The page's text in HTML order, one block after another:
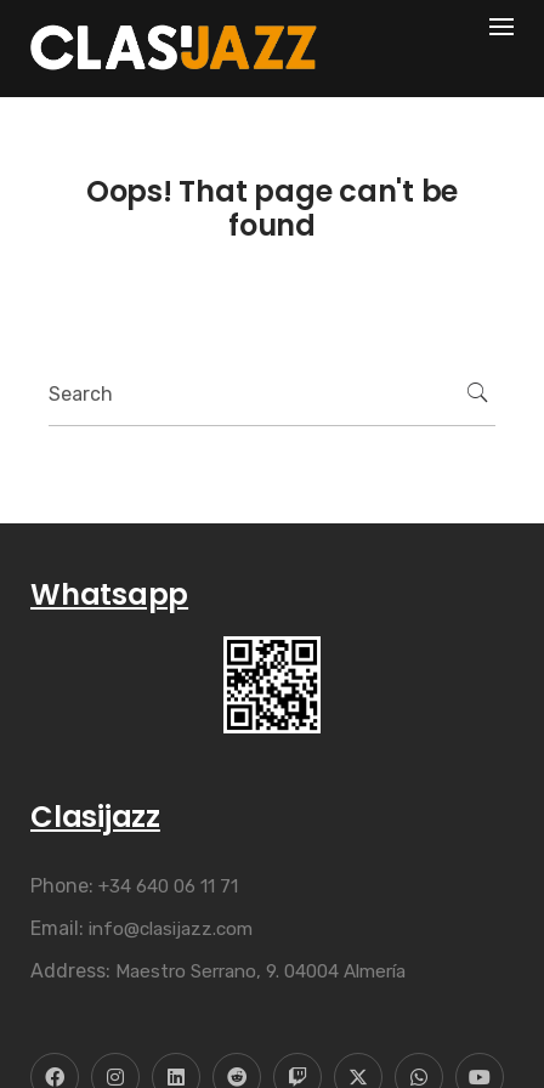
content
404
Oops! That page can't be
found
Whatsapp
Clasijazz
Phone: +34 640 06 11 71
Email: info@clasijazz.com
Address: Maestro Serrano, 9. 04004 Almería